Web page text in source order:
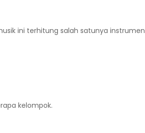
ini terhitung salah satunya
kelompok.